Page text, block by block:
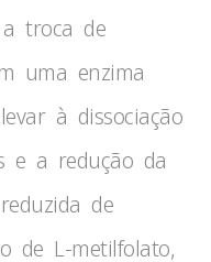
troca de
uma enzima
à dissociação
e a redução da
de
de L-metilfolato,